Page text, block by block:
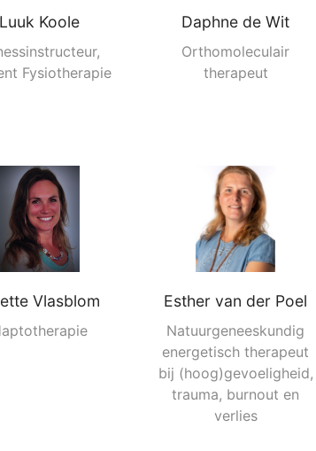
Luuk Koole
Fysiotherapie
Daphne de Wit
Orthomoleculair
therapeut
Vlasblom Esther van der Poel
Natuurgeneeskundig
energetisch therapeut
bij (hoog)gevoeligheid,
trauma, burnout en
verlies